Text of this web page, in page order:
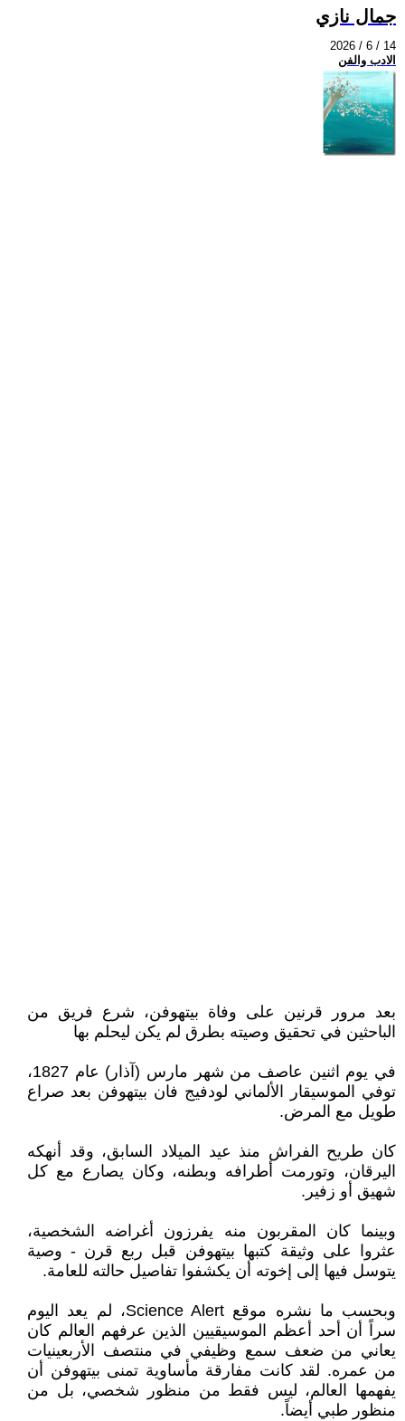
جمال نازي
2026 / 6 / 14
الادب والفن
بعد مرور قرنين على وفاة بيتهوفن، شرع فريق من
الباحثين في تحقيق وصيته بطرق لم يكن ليحلم بها
في يوم اثنين عاصف من شهر مارس (آذار) عام 1827،
توفي الموسيقار الألماني لودفيج فان بيتهوفن بعد صراع
طويل مع المرض.
كان طريح الفراش منذ عيد الميلاد السابق، وقد أنهكه
اليرقان، وتورمت أطرافه وبطنه، وكان يصارع مع كل
شهيق أو زفير.
وبينما كان المقربون منه يفرزون أغراضه الشخصية،
عثروا على وثيقة كتبها بيتهوفن قبل ربع قرن - وصية
يتوسل فيها إلى إخوته أن يكشفوا تفاصيل حالته للعامة.
وبحسب ما نشره موقع Science Alert، لم يعد اليوم
سراً أن أحد أعظم الموسيقيين الذين عرفهم العالم كان
يعاني من ضعف سمع وظيفي في منتصف الأربعينيات
من عمره. لقد كانت مفارقة مأساوية تمنى بيتهوفن أن
يفهمها العالم، ليس فقط من منظور شخصي، بل من
منظور طبي أيضاً.